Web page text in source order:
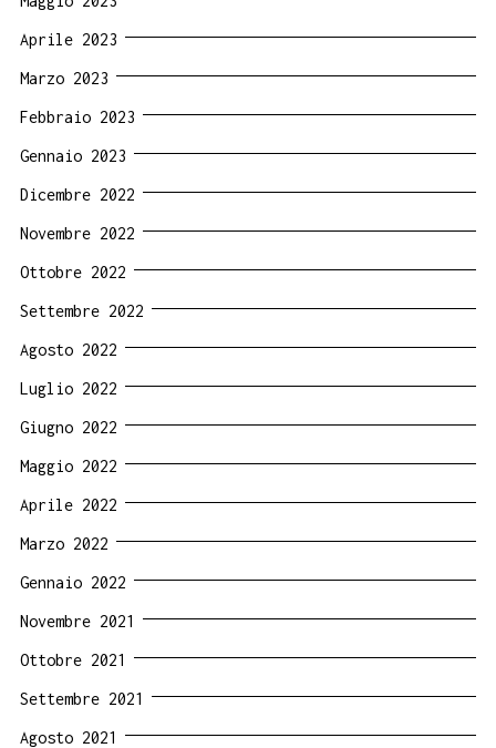
Aprile 2023
Marzo 2023
Febbraio 2023
Gennaio 2023
Dicembre 2022
Novembre 2022
Ottobre 2022
Settembre 2022
Agosto 2022
Luglio 2022
Giugno 2022
Maggio 2022
Aprile 2022
Marzo 2022
Gennaio 2022
Novembre 2021
Ottobre 2021
Settembre 2021
Agosto 2021